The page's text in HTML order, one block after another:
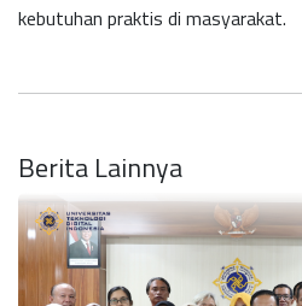
kebutuhan praktis di masyarakat.
Berita Lainnya